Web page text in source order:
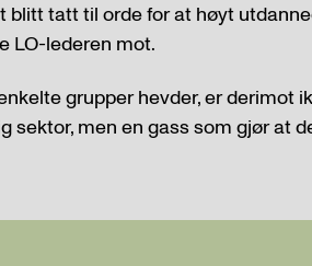
blitt tatt til orde for at høyt
LO-lederen mot.
grupper hevder, er derimot
sektor, men en gass som gjør at